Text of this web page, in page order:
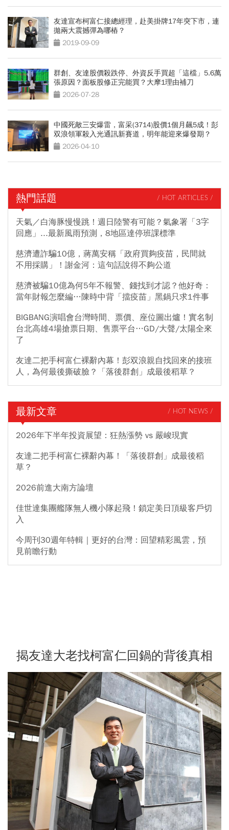
友達宣布柯富仁接總經理，赴美掛牌17年突下市，連
拋兩大震撼彈為哪樁？
2019-09-09
群創、友達股價殺跌停、外資反手買超「這檔」5.6萬
張原因？面板股修正完能買？大摩1理由補刀
2026-07-28
中國死敵三安爆雷，富采(3714)股價1個月飆5成！彭
双浪領軍殺入光通訊新賽道，明年能迎來爆發期？
2026-04-10
熱門話題 / HOT ARTICLES /
天氣／白海豚慢慢跳！週日陸警有可能？氣象署「3字
回應」...最新風雨預測，8地區達停班課標準
慈濟遭詐騙10億，蔣萬安稱「政府買夠疫苗，民間就
不用採購」！謝金河：這句話說得不夠公道
慈濟被騙10億為何5年不報警、錢找到才認？他好奇：
當年財報怎麼編…陳時中背「擋疫苗」黑鍋只求1件事
BIGBANG演唱會台灣時間、票價、座位圖出爐！實名制
台北高雄4場搶票日期、售票平台…GD/大聲/太陽全來
了
友達二把手柯富仁裸辭內幕！彭双浪親自找回來的接班
人，為何最後撕破臉？「落後群創」成最後稻草？
最新文章 / HOT NEWS /
2026年下半年投資展望：狂熱漲勢 vs 嚴峻現實
友達二把手柯富仁裸辭內幕！「落後群創」成最後稻
草？
2026前進大南方論壇
佳世達集團艦隊無人機小隊起飛！鎖定美日頂級客戶切
入
今周刊30週年特輯｜更好的台灣：回望精彩風雲，預
見前瞻行動
揭友達大老找柯富仁回鍋的背後真相